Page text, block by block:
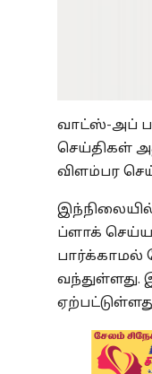
வாட்ஸ்-அப்
செய்திகள்
விளம்பர
ப்ளாக் செய்ய
பார்க்காமல்